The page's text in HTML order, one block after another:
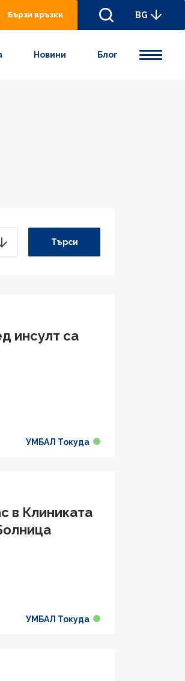
Бързи връзки BG
Новини Блог
Търси
инсулт са
УМБАЛ Токуда
в Клиниката
УМБАЛ Токуда